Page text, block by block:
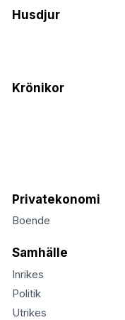
Husdjur
Krönikor
Privatekonomi
Boende
Samhälle
Inrikes
Politik
Utrikes